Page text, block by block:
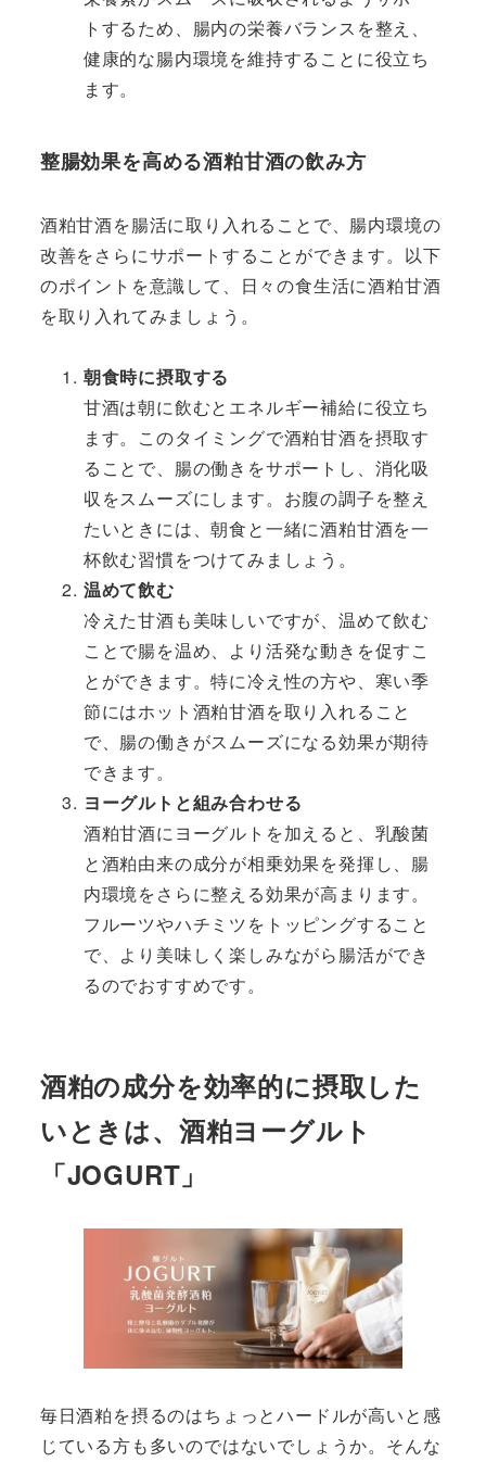
トするため、腸内の栄養バランスを整え、
健康的な腸内環境を維持することに役立ち
ます。
整腸効果を高める酒粕甘酒の飲み方
酒粕甘酒を腸活に取り入れることで、腸内環境の
改善をさらにサポートすることができます。以下
のポイントを意識して、日々の食生活に酒粕甘酒
を取り入れてみましょう。
朝食時に摂取する
甘酒は朝に飲むとエネルギー補給に役立ち
ます。このタイミングで酒粕甘酒を摂取す
ることで、腸の働きをサポートし、消化吸
収をスムーズにします。お腹の調子を整え
たいときには、朝食と一緒に酒粕甘酒を一
杯飲む習慣をつけてみましょう。
温めて飲む
冷えた甘酒も美味しいですが、温めて飲む
ことで腸を温め、より活発な動きを促すこ
とができます。特に冷え性の方や、寒い季
節にはホット酒粕甘酒を取り入れること
で、腸の働きがスムーズになる効果が期待
できます。
ヨーグルトと組み合わせる
酒粕甘酒にヨーグルトを加えると、乳酸菌
と酒粕由来の成分が相乗効果を発揮し、腸
内環境をさらに整える効果が高まります。
フルーツやハチミツをトッピングすること
で、より美味しく楽しみながら腸活ができ
るのでおすすめです。
酒粕の成分を効率的に摂取した
いときは、酒粕ヨーグルト
「JOGURT」
毎日酒粕を摂るのはちょっとハードルが高いと感
じている方も多いのではないでしょうか。そんな